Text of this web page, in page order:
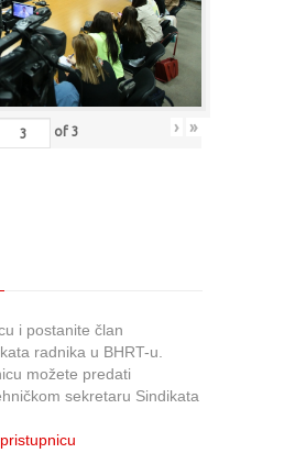
of 3 › »
i postanite član
radnika u BHRT-u.
možete predati
sekretaru Sindikata